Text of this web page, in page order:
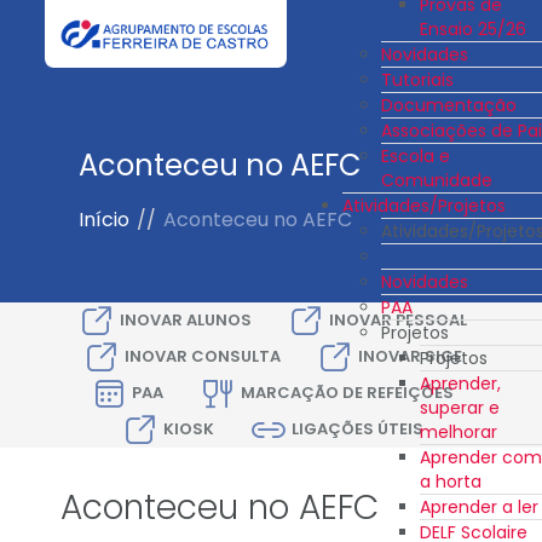
Ensaio 25/26
Novidades
Tutoriais
Documentação
Associações de
Escola e
Comunidade
Atividades/Projetos
Atividades/
Novidades
PAA
Projetos
Projetos
Aprender,
superar e
melhorar
Aprender com
a horta
Aprender a ler
DELF Scolaire
Aconteceu no AEFC
Início // Aconteceu no AEFC
INOVAR ALUNOS
INOVAR PESSOAL
INOVAR CONSULTA
INOVAR SIGE
PAA
MARCAÇÃO DE REFEIÇÕES
KIOSK
LIGAÇÕES ÚTEIS
Aconteceu no AEFC